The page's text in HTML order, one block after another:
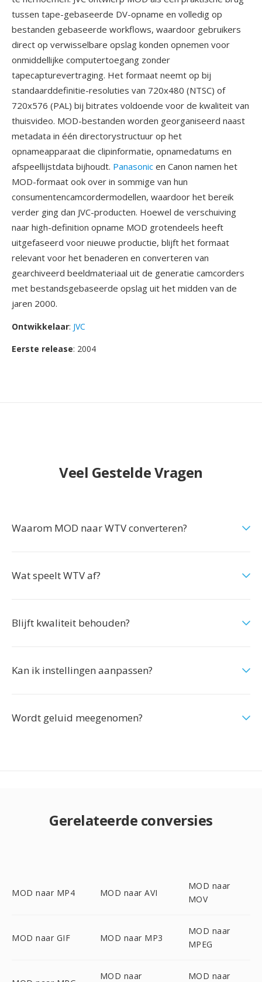
tussen tape-gebaseerde DV-opname en volledig op
bestanden gebaseerde workflows, waardoor gebruikers
direct op verwisselbare opslag konden opnemen voor
onmiddellijke computertoegang zonder
tapecapturevertraging. Het formaat neemt op bij
standaarddefinitie-resoluties van 720x480 (NTSC) of
720x576 (PAL) bij bitrates voldoende voor de kwaliteit van
thuisvideo. MOD-bestanden worden georganiseerd naast
metadata in één directorystructuur op het
opnameapparaat die clipinformatie, opnamedatums en
afspeellijstdata bijhoudt. Panasonic en Canon namen het
MOD-formaat ook over in sommige van hun
consumentencamcordermodellen, waardoor het bereik
verder ging dan JVC-producten. Hoewel de verschuiving
naar high-definition opname MOD grotendeels heeft
uitgefaseerd voor nieuwe productie, blijft het formaat
relevant voor het benaderen en converteren van
gearchiveerd beeldmateriaal uit de generatie camcorders
met bestandsgebaseerde opslag uit het midden van de
jaren 2000.
Ontwikkelaar: JVC
Eerste release: 2004
Veel Gestelde Vragen
Waarom MOD naar WTV converteren?
Wat speelt WTV af?
Blijft kwaliteit behouden?
Kan ik instellingen aanpassen?
Wordt geluid meegenomen?
Gerelateerde conversies
MOD naar MP4 MOD naar AVI
MOD naar
MOV
MOD naar GIF MOD naar MP3
MOD naar
MPEG
MOD naar MOD naar